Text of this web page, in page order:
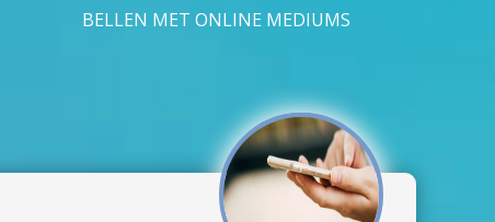
BELLEN MET ONLINE MEDIUMS